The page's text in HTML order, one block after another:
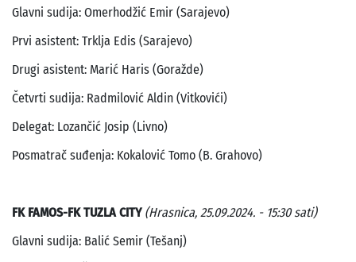
Glavni sudija: Omerhodžić Emir (Sarajevo)
Prvi asistent: Trklja Edis (Sarajevo)
Drugi asistent: Marić Haris (Goražde)
Četvrti sudija: Radmilović Aldin (Vitkovići)
Delegat: Lozančić Josip (Livno)
Posmatrač suđenja: Kokalović Tomo (B. Grahovo)
FK FAMOS-FK TUZLA CITY (Hrasnica, 25.09.2024. - 15:30 sati)
Glavni sudija: Balić Semir (Tešanj)